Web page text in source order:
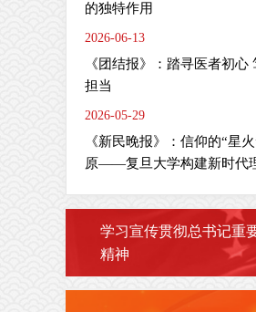
的独特作用
2026-06-13
《团结报》：踏寻医者初心
担当
2026-05-29
《新民晚报》：信仰的“星
原——复旦大学构建新时代
学习宣传贯彻总书记重
精神